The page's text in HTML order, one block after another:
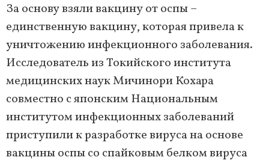
За основу взяли вакцину от оспы –
единственную вакцину, которая привела к
уничтожению инфекционного заболевания.
Исследователь из Токийского института
медицинских наук Мичинори Кохара
совместно с японским Национальным
институтом инфекционных заболеваний
приступили к разработке вируса на основе
вакцины оспы со спайковым белком вируса